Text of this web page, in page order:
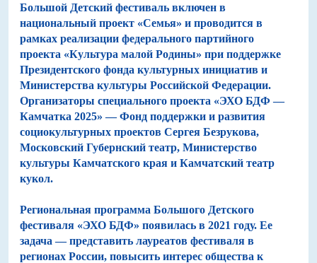
Большой Детский фестиваль включен в
национальный проект «Семья» и проводится в
рамках реализации федерального партийного
проекта «Культура малой Родины» при поддержке
Президентского фонда культурных инициатив и
Министерства культуры Российской Федерации.
Организаторы специального проекта «ЭХО БДФ —
Камчатка 2025» — Фонд поддержки и развития
социокультурных проектов Сергея Безрукова,
Московский Губернский театр, Министерство
культуры Камчатского края и Камчатский театр
кукол.
Региональная программа Большого Детского
фестиваля «ЭХО БДФ» появилась в 2021 году. Ее
задача — представить лауреатов фестиваля в
регионах России, повысить интерес общества к